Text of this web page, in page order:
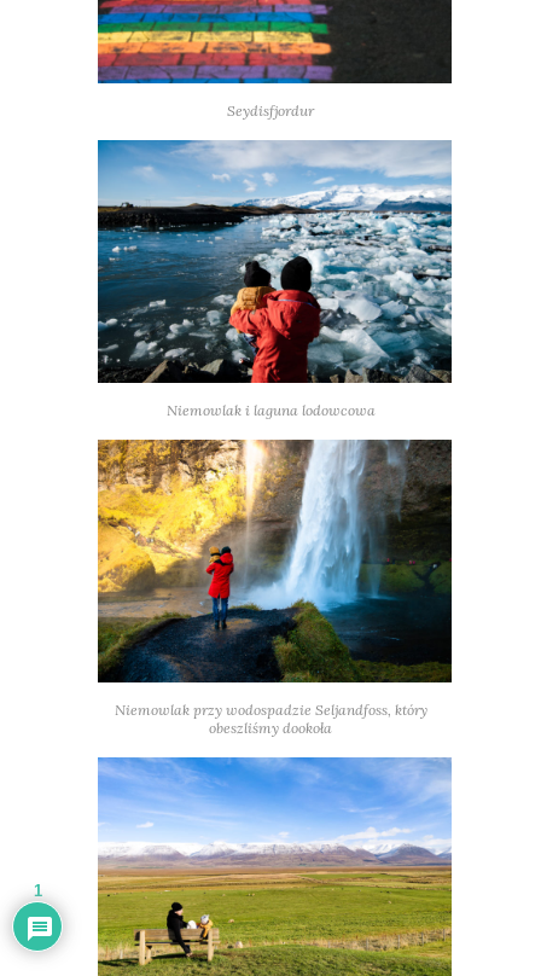
Seydisfjordur
Niemowlak i laguna lodowcowa
Niemowlak przy wodospadzie Seljandfoss, który
obeszliśmy dookoła
1